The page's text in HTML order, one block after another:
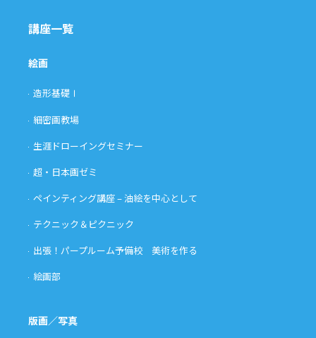
講座一覧
絵画
造形基礎Ⅰ
細密画教場
生涯ドローイングセミナー
超・日本画ゼミ
ペインティング講座 – 油絵を中心として
テクニック＆ピクニック
出張！パープルーム予備校 美術を作る
絵画部
版画／写真